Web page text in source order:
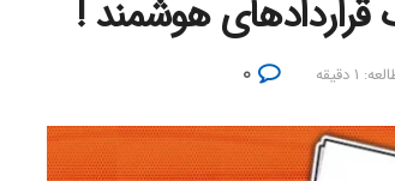
هوشمند !
دقیقه